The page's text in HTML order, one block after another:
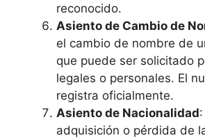
reconocido.
Asiento de Cambio de
el cambio de nombre de
que puede ser solicitado
legales o personales. El
registra oficialmente.
Asiento de Nacionalidad
adquisición o pérdida de